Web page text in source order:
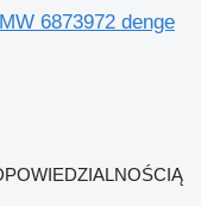
6873972 denge